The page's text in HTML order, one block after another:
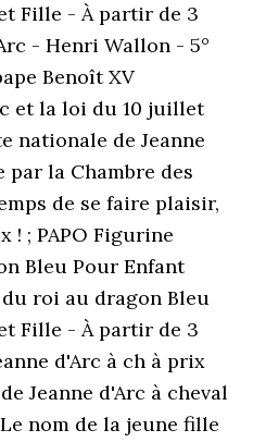
Fille - À partir de 3
- Henri Wallon - 5°
Benoît XV
et la loi du 10 juillet
nationale de Jeanne
par la Chambre des
de se faire plaisir,
; PAPO Figurine
Bleu Pour Enfant
roi au dragon Bleu
Fille - À partir de 3
d'Arc à ch à prix
Jeanne d'Arc à cheval
nom de la jeune fille